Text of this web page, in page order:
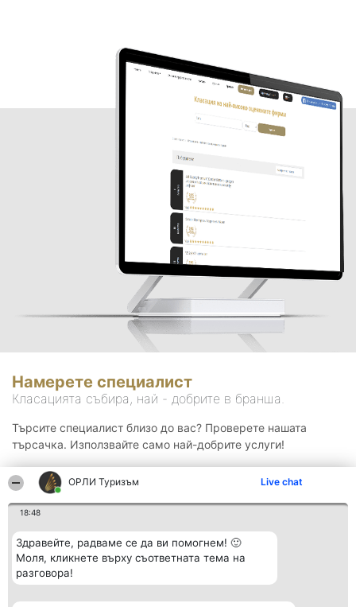
ОРЛИ Туризъм Live chat
18:48
Здравейте, радваме се да ви помогнем! 🙂
Моля, кликнете върху съответната тема на
разговора!
Намерете специалист
Класацията събира, най - добрите в бранша.
Търсите специалист близо до вас? Проверете нашата
търсачка. Използвайте само най-добрите услуги!